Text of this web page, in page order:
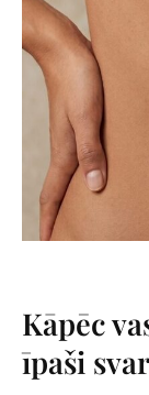
Kāpēc
īpaši